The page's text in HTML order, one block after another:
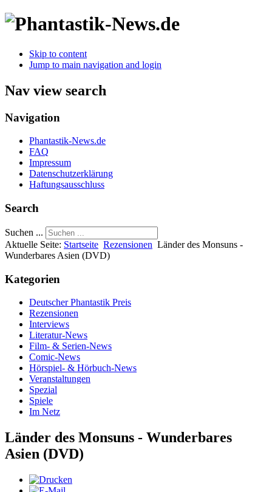
Skip to content
Jump to main navigation and login
Nav view search
Navigation
Phantastik-News.de
FAQ
Impressum
Datenschutzerklärung
Haftungsausschluss
Search
Suchen ...
Aktuelle Seite: Startseite Rezensionen Länder des Monsuns -
Wunderbares Asien (DVD)
Kategorien
Deutscher Phantastik Preis
Rezensionen
Interviews
Literatur-News
Film- & Serien-News
Comic-News
Hörspiel- & Hörbuch-News
Veranstaltungen
Spezial
Spiele
Im Netz
Länder des Monsuns - Wunderbares
Asien (DVD)